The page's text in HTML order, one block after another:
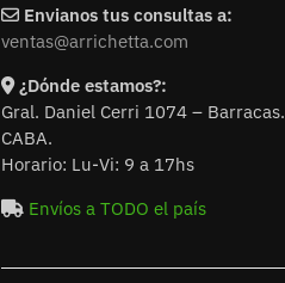
Envianos tus consultas a:
ventas@arrichetta.com
¿Dónde estamos?:
Gral. Daniel Cerri 1074 – Barracas.
CABA.
Horario: Lu-Vi: 9 a 17hs
Envíos a TODO el país